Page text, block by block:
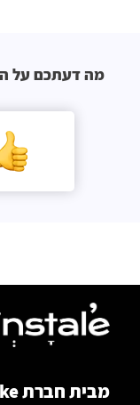
מה דעתכם על
מבית חברת wemake